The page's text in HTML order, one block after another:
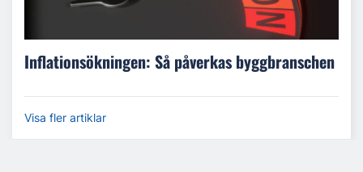
Inflationsökningen: Så påverkas byggbranschen
Visa fler artiklar